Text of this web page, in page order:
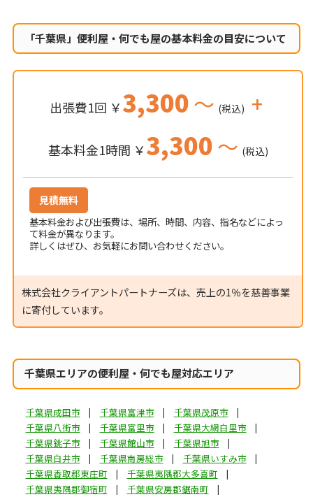
「千葉県」便利屋・何でも屋の基本料金の目安について
出張費1回 ￥3,300～ (税込) +
基本料金1時間 ￥3,300～ (税込)
見積無料
基本料金および出張費は、場所、時間、内容、指名などによっ
て料金が異なります。
詳しくはぜひ、お気軽にお問い合わせください。
株式会社クライアントパートナーズは、売上の1％を慈善事業
に寄付しています。
千葉県エリアの便利屋・何でも屋対応エリア
千葉県成田市 千葉県富津市
千葉県茂原市
千葉県八街市
千葉県富里市
千葉県大網白里市
千葉県銚子市
千葉県館山市
千葉県旭市
千葉県白井市
千葉県南房総市
千葉県いすみ市
千葉県香取郡東庄町
千葉県夷隅郡大多喜町
千葉県夷隅郡御宿町
千葉県安房郡鋸南町